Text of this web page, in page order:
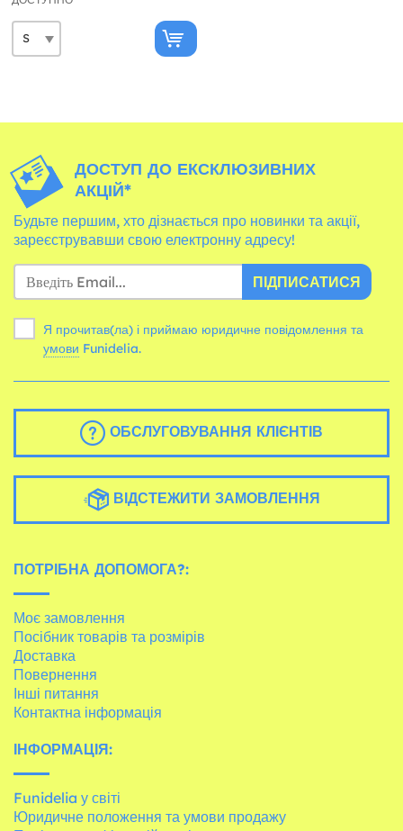
ДОСТУП ДО ЕКСКЛЮЗИВНИХ
АКЦІЙ*
Будьте першим, хто дізнається про новинки та акції,
зареєструвавши свою електронну адресу!
ПІДПИСАТИСЯ
Я прочитав(ла) і приймаю юридичне повідомлення та
умови Funidelia.
ОБСЛУГОВУВАННЯ КЛІЄНТІВ
ВІДСТЕЖИТИ ЗАМОВЛЕННЯ
ПОТРІБНА ДОПОМОГА?:
Моє замовлення
Посібник товарів та розмірів
Доставка
Повернення
Інші питання
Контактна інформація
ІНФОРМАЦІЯ:
Funidelia у світі
Юридичне положення та умови продажу